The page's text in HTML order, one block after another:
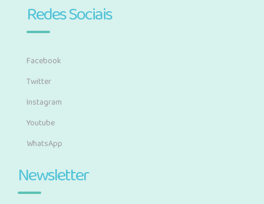
Redes Sociais
Facebook
Twitter
Instagram
Youtube
WhatsApp
Newsletter